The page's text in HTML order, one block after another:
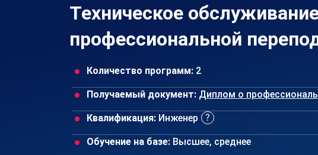
Техническое
профессиональной
Количество программ: 2
Получаемый документ: Диплом о
Квалификация: Инженер
Обучение на базе: Высшее, среднее